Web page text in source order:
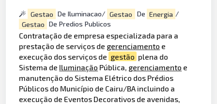
Gestao De Iluminacao/ Gestao De Energia /
Gestao De Predios Publicos
Contratação de empresa especializada para a
prestação de serviços de gerenciamento e
execução dos serviços de gestão plena do
Sistema de Iluminação Pública, gerenciamento e
manutenção do Sistema Elétrico dos Prédios
Públicos do Município de Cairu/BA incluindo a
execução de Eventos Decorativos de avenidas,